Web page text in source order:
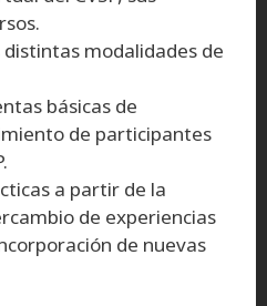
modalidades de
básicas de
de participantes
a partir de la
de experiencias
de nuevas